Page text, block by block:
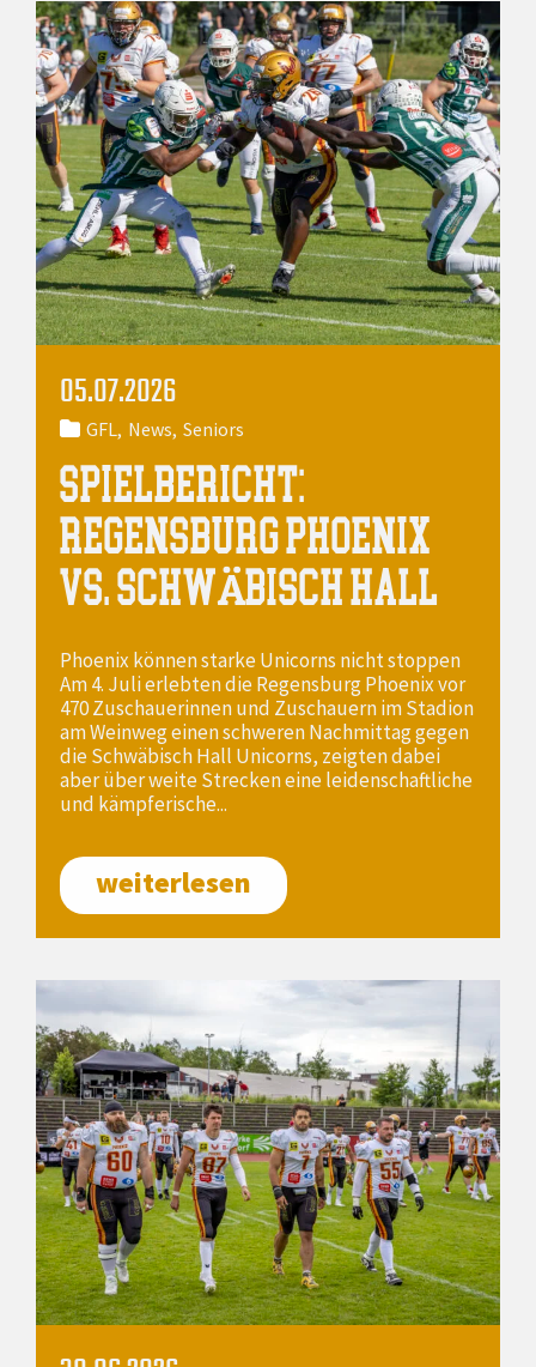
05.07.2026
GFL News Seniors
SPIELBERICHT:
REGENSBURG PHOENIX
VS. SCHWÄBISCH HALL
Phoenix können starke Unicorns nicht stoppen
Am 4. Juli erlebten die Regensburg Phoenix vor
470 Zuschauerinnen und Zuschauern im Stadion
am Weinweg einen schweren Nachmittag gegen
die Schwäbisch Hall Unicorns, zeigten dabei
aber über weite Strecken eine leidenschaftliche
und kämpferische...
weiterlesen